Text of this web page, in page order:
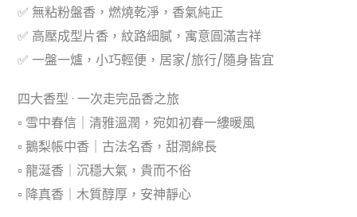
✅ 無粘粉盤香，燃燒乾淨，香氣純正
✅ 高壓成型片香，紋路細膩，寓意圓滿吉祥
✅ 一盤一爐，小巧輕便，居家/旅行/隨身皆宜
四大香型 · 一次走完品香之旅
▫️ 雪中春信｜清雅溫潤，宛如初春一縷暖風
▫️ 鵝梨帳中香｜古法名香，甜潤綿長
▫️ 龍涎香｜沉穩大氣，貴而不俗
▫️ 降真香｜木質醇厚，安神靜心